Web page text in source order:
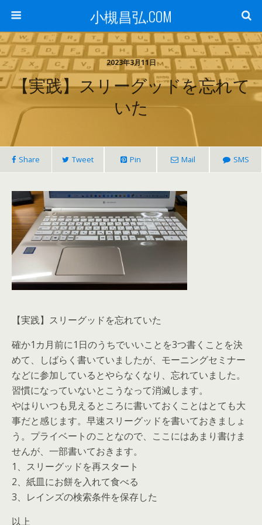
小槻昌弘.COM
2023年3月11日
【実践】スリーグッドを忘れて
いた
Share Tweet Pin Mail SMS
【実践】スリーグッドを忘れていた
確か1カ月前に1日のうちでいいことを3つ書くことを決
めて、しばらく書いていましたが、モーニングセミナー
などに参加しているとやらなくなり、忘れていました。
習慣になっていないとこうなって消滅します。
やはりいつも見えるところに書いておくことはとても大
事だと感じます。早速スリーグッドを書いておきましょ
う。プライベートのことなので、ここにはあまり書けま
せんが、一部書いておきます。
1、スリーグッドを再スタート
2、紙皿にお餅を入れて食べる
3、レインズの検索条件を保存した
以上